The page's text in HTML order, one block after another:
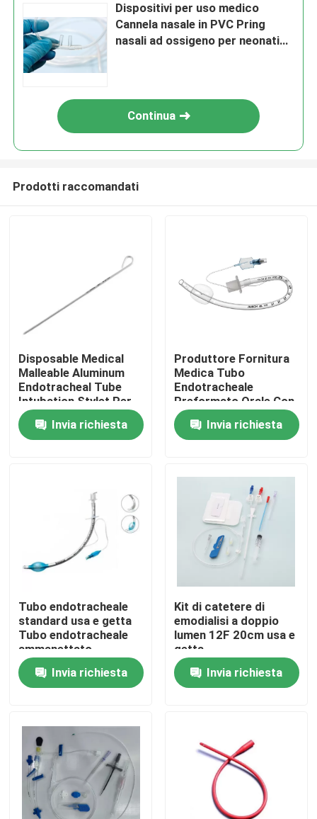
Casa.
Controllo della qualità
Contattaci
Maschera di ossigeno medica
Maschera di ossigeno Venturi
Dispositivi per uso medico
Cannela nasale in PVC Pring
nasali ad ossigeno per neonati
Continua
Prodotti raccomandati
Disposable Medical
Malleable Aluminum
Endotracheal Tube
Intubation Stylet Per
l'intubazione dello
stilettoInvia richiesta
Produttore Fornitura
Medica Tubo
Endotracheale
Preformato Orale Con
Manicetta
Invia richiesta
Tubo endotracheale
standard usa e getta
Tubo endotracheale
ammanettato
Invia richiesta
Kit di catetere di
emodialisi a doppio
lumen 12F 20cm usa e
getta
Invia richiesta